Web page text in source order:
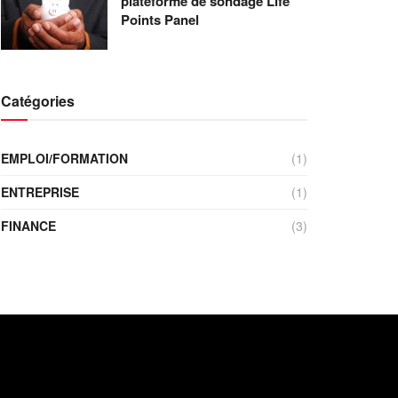
Points Panel
Catégories
EMPLOI/FORMATION
(1)
ENTREPRISE
(1)
FINANCE
(3)